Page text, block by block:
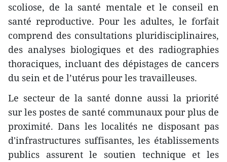
scoliose, de la santé mentale et le conseil en
santé reproductive. Pour les adultes, le forfait
comprend des consultations pluridisciplinaires,
des analyses biologiques et des radiographies
thoraciques, incluant des dépistages de cancers
du sein et de l’utérus pour les travailleuses.
Le secteur de la santé donne aussi la priorité
sur les postes de santé communaux pour plus de
proximité. Dans les localités ne disposant pas
d'infrastructures suffisantes, les établissements
publics assurent le soutien technique et les